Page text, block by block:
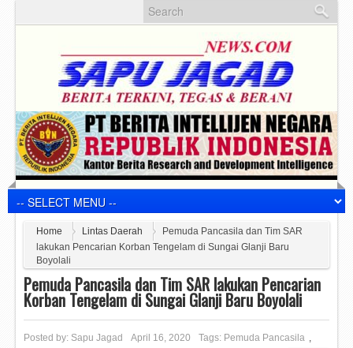
Home Lintas Daerah
Pemuda Pancasila dan Tim SAR
lakukan Pencarian Korban Tengelam di Sungai Glanji Baru
Boyolali
Pemuda Pancasila dan Tim SAR lakukan Pencarian
Korban Tengelam di Sungai Glanji Baru Boyolali
Posted by: Sapu Jagad April 16, 2020 Tags: Pemuda Pancasila ,